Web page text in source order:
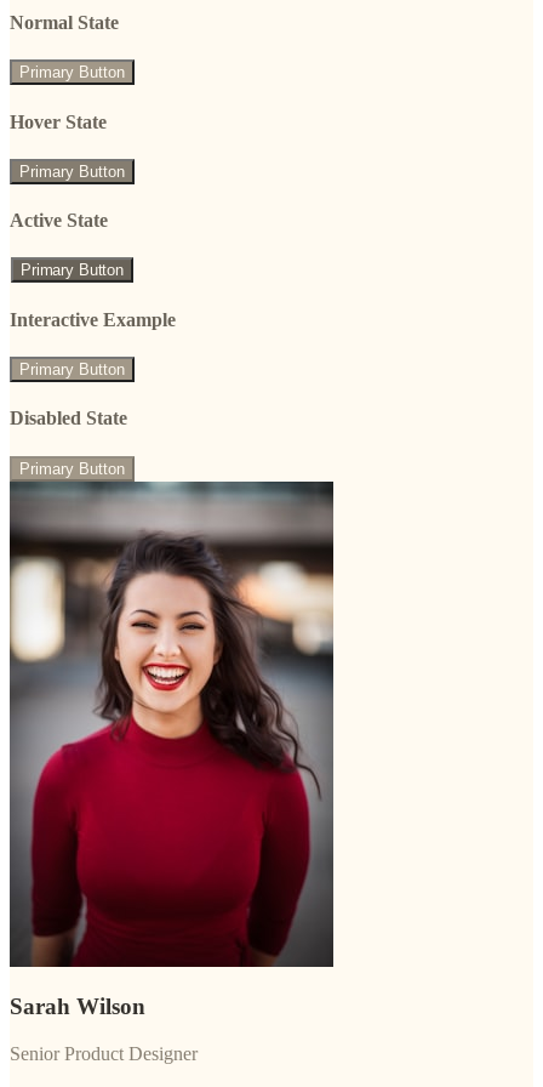
Normal State
Primary Button
Hover State
Primary Button
Active State
Primary Button
Interactive Example
Primary Button
Disabled State
Primary Button
Sarah Wilson
Senior Product Designer